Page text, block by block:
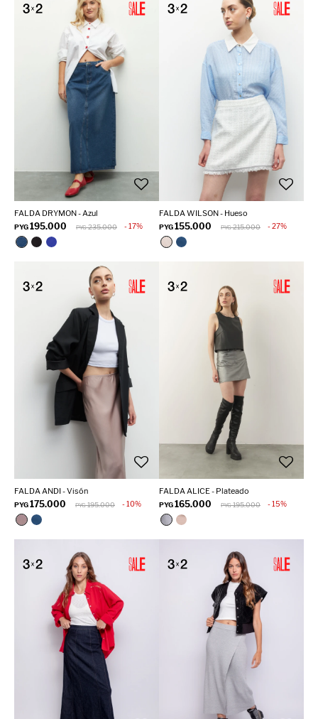
FALDA DRYMON - Azul
PYG195.000 PYG 235.000 17
FALDA WILSON - Hueso
PYG155.000 PYG 215.000 27
FALDA ANDI - Visón
PYG175.000 PYG 195.000 10
FALDA ALICE - Plateado
PYG165.000 PYG 195.000 15